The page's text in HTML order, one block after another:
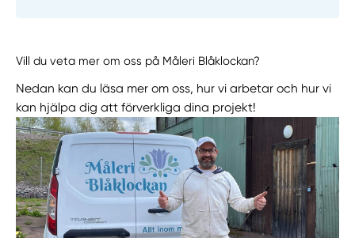
Vill du veta mer om oss på Måleri Blåklockan?
Nedan kan du läsa mer om oss, hur vi arbetar och hur vi
kan hjälpa dig att förverkliga dina projekt!